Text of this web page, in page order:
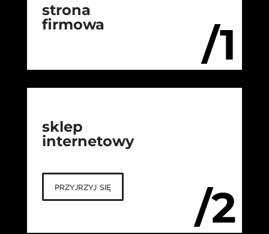
/1
strona
firmowa
/2
sklep
internetowy
przyjrzyj się